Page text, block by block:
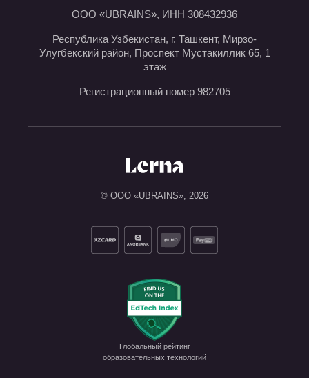
ООО «UBRAINS», ИНН 308432936
Республика Узбекистан, г. Ташкент, Мирзо-
Улугбекский район, Проспект Мустакиллик 65, 1
этаж
Регистрационный номер 982705
© ООО «UBRAINS», 2026
Глобальный рейтинг
образовательных технологий